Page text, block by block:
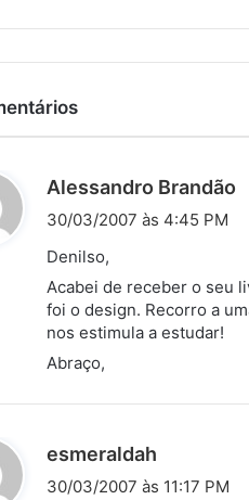
Alessandro Brandão
e
30/03/2007 às 4:45 PM
Denilso,
Acabei de receber o seu
foi o design. Recorro a
nos estimula a estudar!
Abraço,
esmeraldah
i
30/03/2007 às 11:17 PM